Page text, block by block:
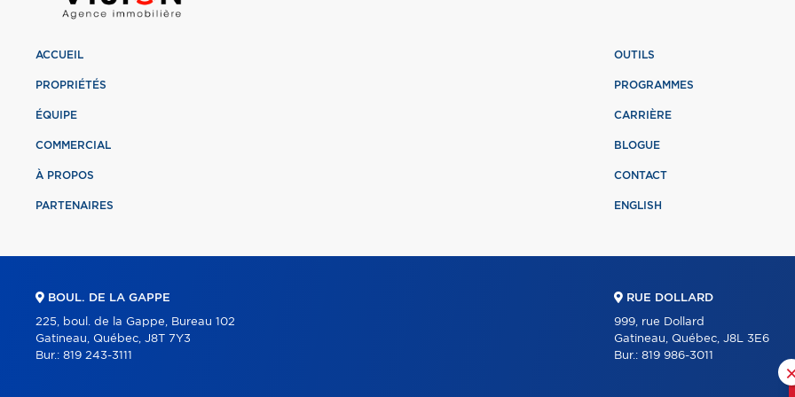
ACCUEIL
PROPRIÉTÉS
ÉQUIPE
COMMERCIAL
À PROPOS
PARTENAIRES
OUTILS
PROGRAMMES
CARRIÈRE
BLOGUE
CONTACT
ENGLISH
BOUL. DE LA GAPPE
225, boul. de la Gappe, Bureau 102
Gatineau, Québec, J8T 7Y3
Bur.: 819 243-3111
RUE DOLLARD
999, rue Dollard
Gatineau, Québec, J8L 3E6
Bur.: 819 986-3011